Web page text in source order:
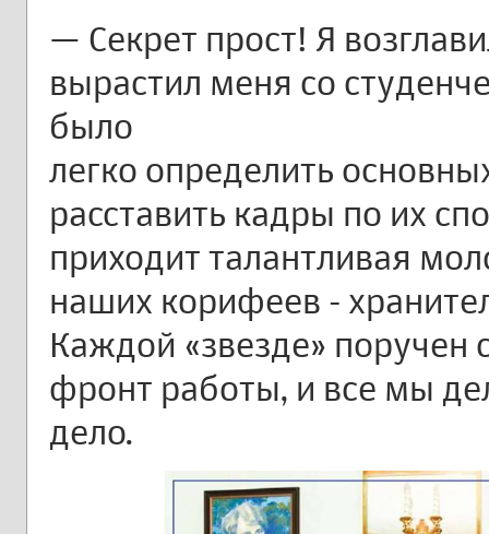
— Секрет прост! Я
вырастил меня со
было
легко определить
расставить кадры по их
приходит талантливая
наших корифеев -
Каждой «звезде» поручен
фронт работы, и все мы
дело.